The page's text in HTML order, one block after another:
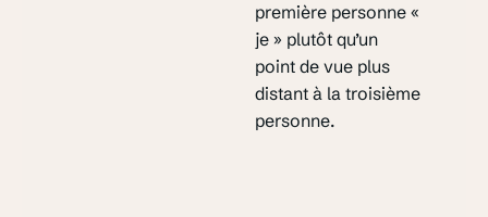
première personne «
je » plutôt qu’un
point de vue plus
distant à la troisième
personne.